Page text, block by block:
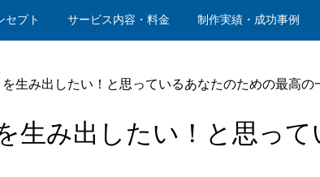
セプト サービス内容・料金 制作実績・成功事例
生み出したい！と思っているあなたのための最高の
生み出したい！と思っ